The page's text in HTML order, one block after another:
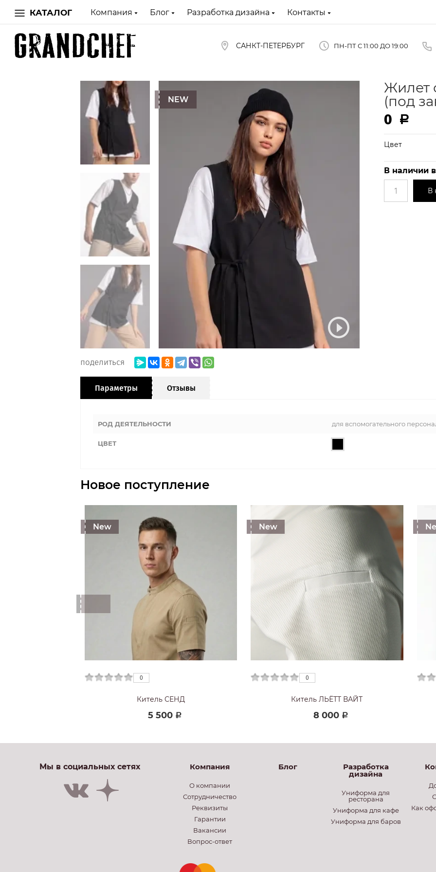
КАТАЛОГ Компания Блог Разработка дизайна Контакты
САНКТ-ПЕТЕРБУРГ ПН-ПТ С 11:00 ДО 19:00
NEW
поделиться
Жилет
(под
0 Р
Цвет
В наличии
В
Параметры Отзывы
РОД ДЕЯТЕЛЬНОСТИ для вспомогательного
ЦВЕТ
Новое поступление
0
New
0
Китель СЕНД
5 500 Р
0
New
0
Китель ЛЬЁТТ ВАЙТ
8 000 Р
Мы в социальных сетях Компания
О компании
Сотрудничество
Реквизиты
Гарантии
Вакансии
Вопрос-ответ
Блог Разработка
дизайна
Униформа для
ресторана
Униформа для кафе
Униформа для баров
Как